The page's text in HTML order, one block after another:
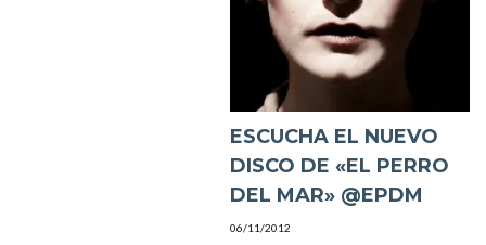
ESCUCHA EL NUEVO
DISCO DE «EL PERRO
DEL MAR» @EPDM
06/11/2012